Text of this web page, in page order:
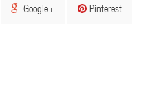
Google+ Pinterest